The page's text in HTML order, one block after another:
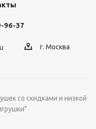
96-37
г. Москва
со скидками и низкой